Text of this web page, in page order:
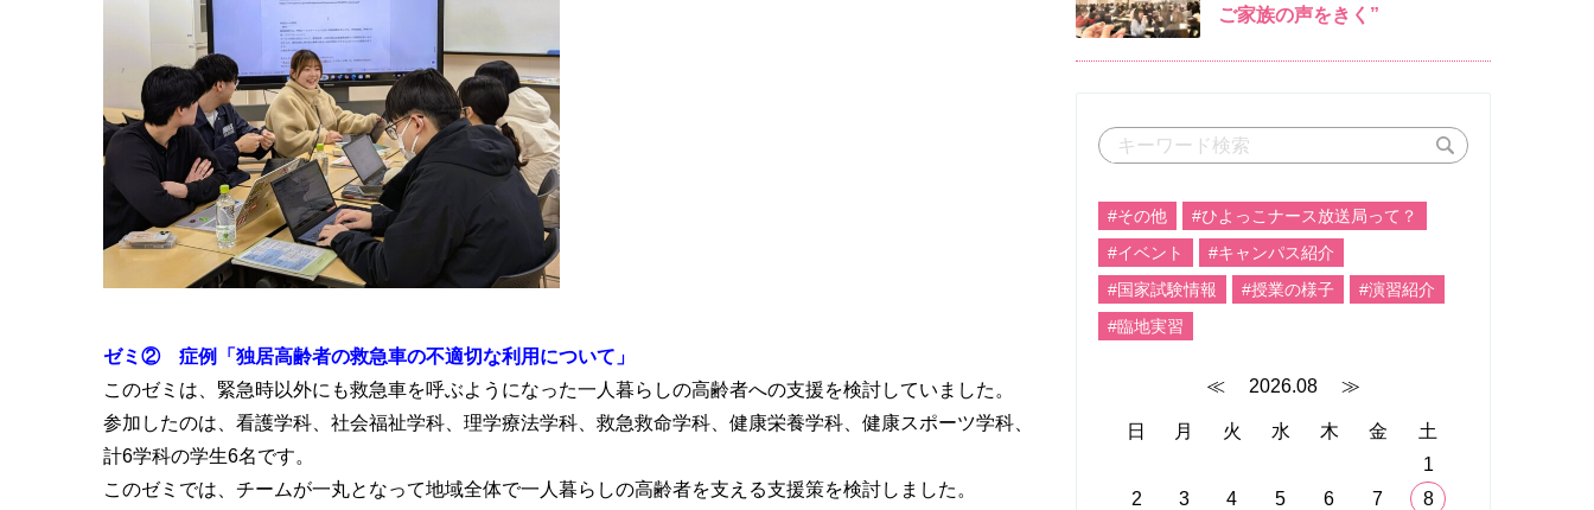
ゼミ② 症例「独居高齢者の救急車の不適切な利用について」
このゼミは、緊急時以外にも救急車を呼ぶようになった一人暮らしの高齢者への支援を検討していました。
参加したのは、看護学科、社会福祉学科、理学療法学科、救急救命学科、健康栄養学科、健康スポーツ学科、
計6学科の学生6名です。
このゼミでは、チームが一丸となって地域全体で一人暮らしの高齢者を支える支援策を検討しました。
ご家族の声をきく”
#その他
#ひよっこナース放送局って？
#イベント
#キャンパス紹介
#国家試験情報
#授業の様子
#演習紹介
#臨地実習
≪ 2026.08 ≫
日 月 火 水 木 金
土
1
2
3 4 5 6 7
8